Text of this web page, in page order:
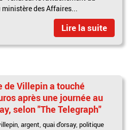
ministère des Affaires...
Lire la suite
de Villepin a touché
après une journée au
selon "The Telegraph"
,argent,quai d'orsay, politique